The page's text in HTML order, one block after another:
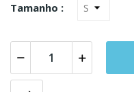
Tamanho :